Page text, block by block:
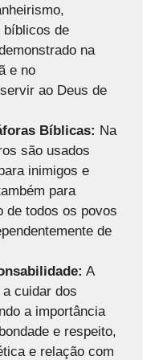
bíblicos de
na
e no
ao Deus de
Bíblicas: Na
são usados
inimigos e
para
de todos os povos
de
A
cuidar dos
a importância
e respeito,
e relação com